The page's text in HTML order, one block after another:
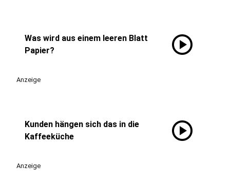
Was wird aus einem leeren Blatt
Papier?
play_circle
Anzeige
Kunden hängen sich das in die
Kaffeeküche
play_circle
Anzeige